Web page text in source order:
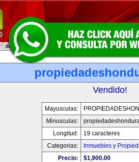
Vendido!
Mayusculas:
Minusculas:
Longitud:
19 caracteres
Categorias:
Inmuebles y
Precio:
$1,900.00